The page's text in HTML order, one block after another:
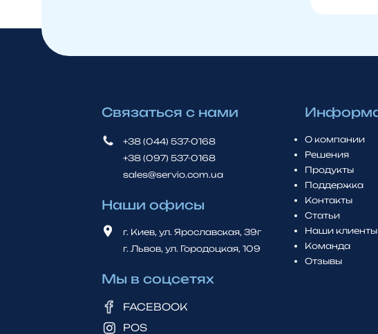
Связаться с нами
+38 (044) 537-0168
+38 (097) 537-0168
sales@servio.com.ua
Наши офисы
г. Киев, ул. Ярославская, 39г
г. Львов, ул. Городоцкая, 109
Мы в соцсетях
FACEBOOK
POS
О компании
Решения
Продукты
Поддержка
Контакты
Статьи
Наши клиенты
Команда
Отзывы